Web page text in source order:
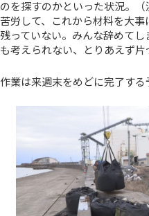
のを探すのかといった状況。
苦労して、これから材料を大
残っていない。みんな辞めて
も考えられない、とりあえず片
作業は来週末をめどに完了する